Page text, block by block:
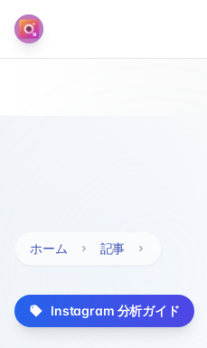
ホーム 記事
Instagram 分析ガイド